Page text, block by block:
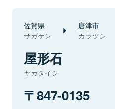
佐賀県
サガケン
唐津市
カラツシ
屋形石
ヤカタイシ
847-0135